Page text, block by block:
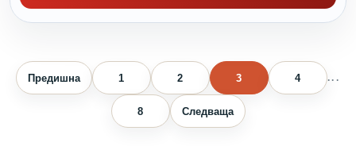
Предишна 1 2 3 4 ...
8 Следваща